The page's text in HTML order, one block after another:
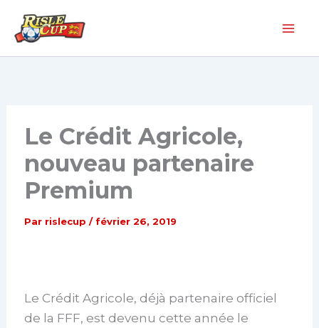
Le Crédit Agricole,
nouveau partenaire
Premium
Par rislecup/ février 26, 2019
Le Crédit Agricole, déjà partenaire officiel
de la FFF, est devenu cette année le